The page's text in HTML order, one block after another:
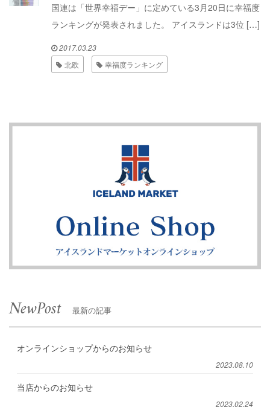
国連は「世界幸福デー」に定めている3月20日に幸福度
ランキングが発表されました。 アイスランドは3位 […]
2017.03.23
北欧
幸福度ランキング
NewPost 最新の記事
オンラインショップからのお知らせ
2023.08.10
当店からのお知らせ
2023.02.24